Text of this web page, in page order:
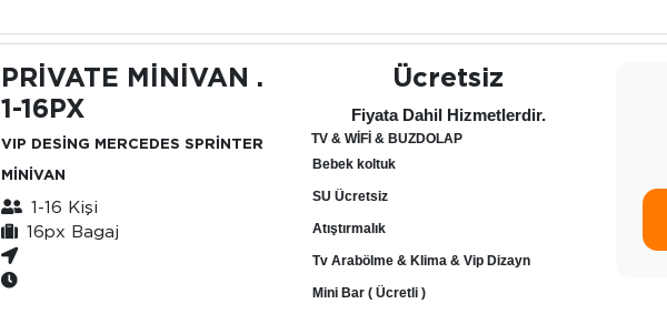
PRİVATE MİNİVAN .
1-16PX
VIP DESİNG MERCEDES SPRİNTER
MİNİVAN
1-16 Kişi
16px Bagaj
Ücretsiz
Fiyata Dahil Hizmetlerdir.
TV & WİFİ & BUZDOLAP
Bebek koltuk
SU Ücretsiz
Atıştırmalık
Tv Arabölme & Klima & Vip Dizayn
Mini Bar ( Ücretli )